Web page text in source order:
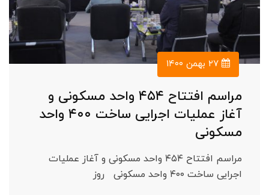
مراسم افتتاح ۴۵۴ واحد مسکونی و
آغاز عملیات اجرایی ساخت ۴۰۰ واحد
مسکونی
مراسم افتتاح ۴۵۴ واحد مسکونی و آغاز عملیات
اجرایی ساخت ۴۰۰ واحد مسکونی روز